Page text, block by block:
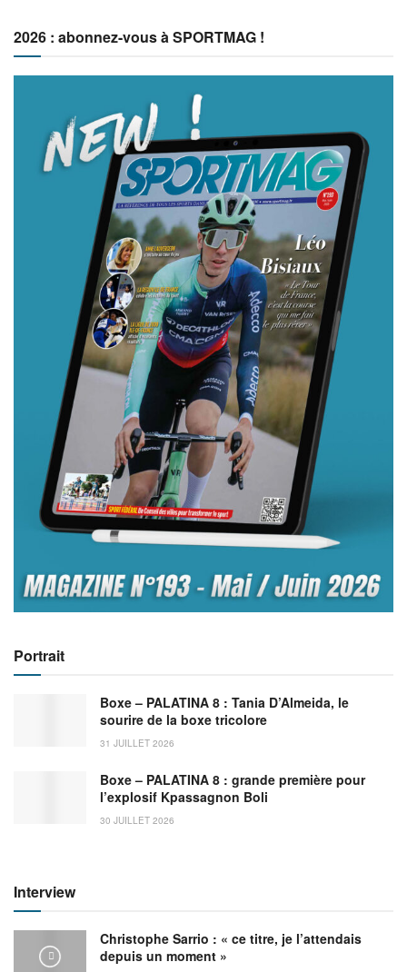
2026 : abonnez-vous à SPORTMAG !
Portrait
Boxe – PALATINA 8 : Tania D’Almeida, le
sourire de la boxe tricolore
31 JUILLET 2026
Boxe – PALATINA 8 : grande première pour
l’explosif Kpassagnon Boli
30 JUILLET 2026
Interview
Christophe Sarrio : « ce titre, je l’attendais
depuis un moment »